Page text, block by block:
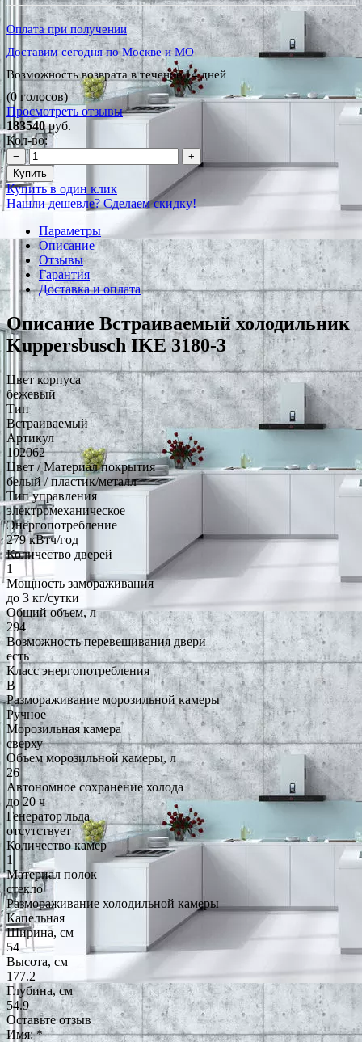
Оплата при получении
Доставим сегодня по Москве и МО
Возможность возврата в течение 14 дней
(0 голосов)
Просмотреть отзывы
183540руб.
Кол-во:
−
+
Купить
Купить в один клик
Нашли дешевле? Сделаем скидку!
Параметры
Описание
Отзывы
Гарантия
Доставка и оплата
Описание Встраиваемый холодильник
Kuppersbusch IKE 3180-3
Цвет корпуса
бежевый
Тип
Встраиваемый
Артикул
102062
Цвет / Материал покрытия
белый / пластик/металл
Тип управления
электромеханическое
Энергопотребление
279 кВтч/год
Количество дверей
1
Мощность замораживания
до 3 кг/cутки
Общий объем, л
294
Возможность перевешивания двери
есть
Класс энергопотребления
B
Размораживание морозильной камеры
Ручное
Морозильная камера
сверху
Объем морозильной камеры, л
26
Автономное сохранение холода
до 20 ч
Генератор льда
отсутствует
Количество камер
1
Материал полок
стекло
Размораживание холодильной камеры
Капельная
Ширина, см
54
Высота, см
177.2
Глубина, см
54.9
Оставьте отзыв
Имя:*